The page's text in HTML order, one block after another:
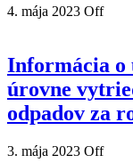
4. mája 2023 Off
Informácia o
úrovne
odpadov za
3. mája 2023 Off